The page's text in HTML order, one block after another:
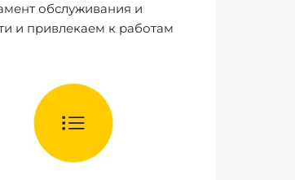
обслуживания и
и привлекаем к работам